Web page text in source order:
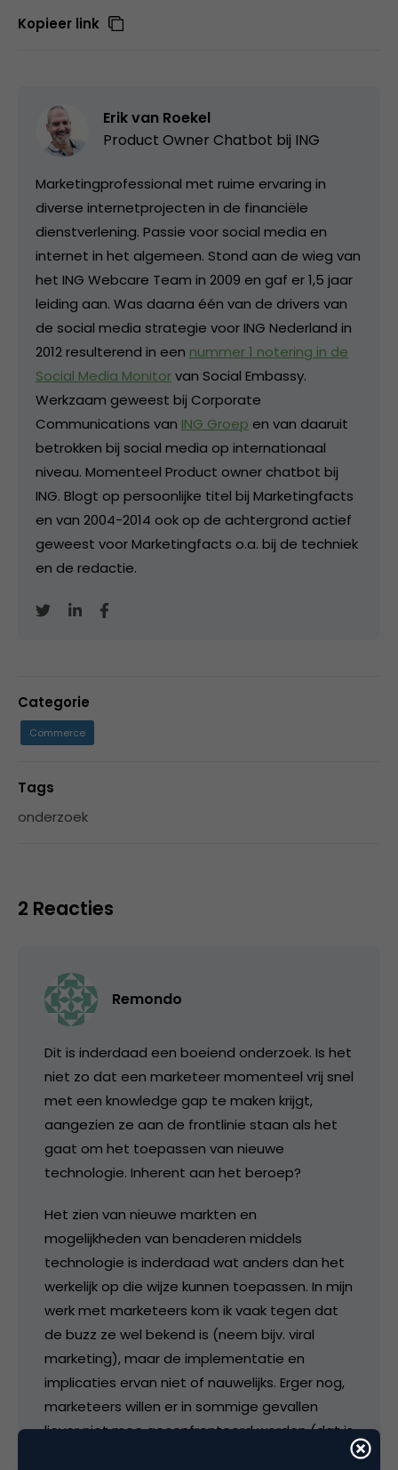
Kopieer link
Erik van Roekel
Product Owner Chatbot bij ING
Marketingprofessional met ruime ervaring in
diverse internetprojecten in de financiële
dienstverlening. Passie voor social media en
internet in het algemeen. Stond aan de wieg van
het ING Webcare Team in 2009 en gaf er 1,5 jaar
leiding aan. Was daarna één van de drivers van
de social media strategie voor ING Nederland in
2012 resulterend in een nummer 1 notering in de
Social Media Monitorvan Social Embassy.
Werkzaam geweest bij Corporate
Communications van ING Groep en van daaruit
betrokken bij social media op internationaal
niveau. Momenteel Product owner chatbot bij
ING. Blogt op persoonlijke titel bij Marketingfacts
en van 2004-2014 ook op de achtergrond actief
geweest voor Marketingfacts o.a. bij de techniek
en de redactie.
Categorie
Commerce
Tags
onderzoek
2 Reacties
Remondo
Dit is inderdaad een boeiend onderzoek. Is het
niet zo dat een marketeer momenteel vrij snel
met een knowledge gap te maken krijgt,
aangezien ze aan de frontlinie staan als het
gaat om het toepassen van nieuwe
technologie. Inherent aan het beroep?
Het zien van nieuwe markten en
mogelijkheden van benaderen middels
technologie is inderdaad wat anders dan het
werkelijk op die wijze kunnen toepassen. In mijn
werk met marketeers kom ik vaak tegen dat
de buzz ze wel bekend is (neem bijv. viral
marketing), maar de implementatie en
implicaties ervan niet of nauwelijks. Erger nog,
marketeers willen er in sommige gevallen
liever niet mee geconfronteerd worden (dat is